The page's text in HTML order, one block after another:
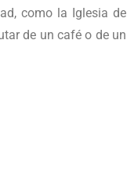
como la Iglesia de
de un café o de un